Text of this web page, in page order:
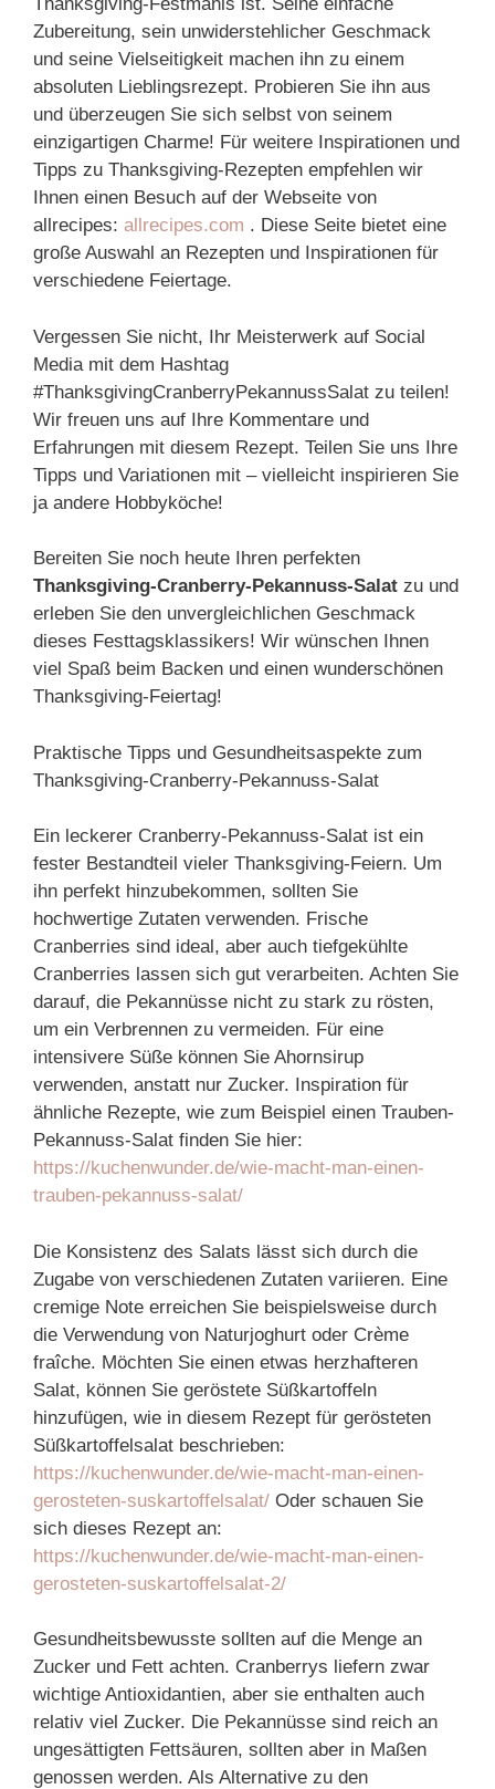
Zubereitung, sein unwiderstehlicher Geschmack
und seine Vielseitigkeit machen ihn zu einem
absoluten Lieblingsrezept. Probieren Sie ihn aus
und überzeugen Sie sich selbst von seinem
einzigartigen Charme! Für weitere Inspirationen und
Tipps zu Thanksgiving-Rezepten empfehlen wir
Ihnen einen Besuch auf der Webseite von
allrecipes: allrecipes.com . Diese Seite bietet eine
große Auswahl an Rezepten und Inspirationen für
verschiedene Feiertage.
Vergessen Sie nicht, Ihr Meisterwerk auf Social
Media mit dem Hashtag
#ThanksgivingCranberryPekannussSalat zu teilen!
Wir freuen uns auf Ihre Kommentare und
Erfahrungen mit diesem Rezept. Teilen Sie uns Ihre
Tipps und Variationen mit – vielleicht inspirieren Sie
ja andere Hobbyköche!
Bereiten Sie noch heute Ihren perfekten
Thanksgiving-Cranberry-Pekannuss-Salat zu und
erleben Sie den unvergleichlichen Geschmack
dieses Festtagsklassikers! Wir wünschen Ihnen
viel Spaß beim Backen und einen wunderschönen
Thanksgiving-Feiertag!
Praktische Tipps und Gesundheitsaspekte zum
Thanksgiving-Cranberry-Pekannuss-Salat
Ein leckerer Cranberry-Pekannuss-Salat ist ein
fester Bestandteil vieler Thanksgiving-Feiern. Um
ihn perfekt hinzubekommen, sollten Sie
hochwertige Zutaten verwenden. Frische
Cranberries sind ideal, aber auch tiefgekühlte
Cranberries lassen sich gut verarbeiten. Achten Sie
darauf, die Pekannüsse nicht zu stark zu rösten,
um ein Verbrennen zu vermeiden. Für eine
intensivere Süße können Sie Ahornsirup
verwenden, anstatt nur Zucker. Inspiration für
ähnliche Rezepte, wie zum Beispiel einen Trauben-
Pekannuss-Salat finden Sie hier:
https://kuchenwunder.de/wie-macht-man-einen-
trauben-pekannuss-salat/
Die Konsistenz des Salats lässt sich durch die
Zugabe von verschiedenen Zutaten variieren. Eine
cremige Note erreichen Sie beispielsweise durch
die Verwendung von Naturjoghurt oder Crème
fraîche. Möchten Sie einen etwas herzhafteren
Salat, können Sie geröstete Süßkartoffeln
hinzufügen, wie in diesem Rezept für gerösteten
Süßkartoffelsalat beschrieben:
https://kuchenwunder.de/wie-macht-man-einen-
gerosteten-suskartoffelsalat/ Oder schauen Sie
sich dieses Rezept an:
https://kuchenwunder.de/wie-macht-man-einen-
gerosteten-suskartoffelsalat-2/
Gesundheitsbewusste sollten auf die Menge an
Zucker und Fett achten. Cranberrys liefern zwar
wichtige Antioxidantien, aber sie enthalten auch
relativ viel Zucker. Die Pekannüsse sind reich an
ungesättigten Fettsäuren, sollten aber in Maßen
genossen werden. Als Alternative zu den